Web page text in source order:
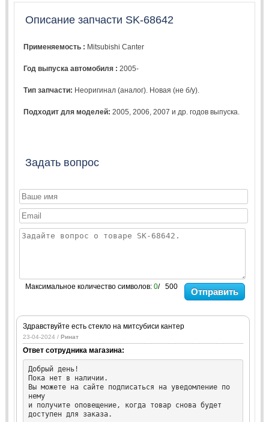
Описание запчасти SK-68642
Применяемость : Mitsubishi Canter
Год выпуска автомобиля :2005-
Тип запчасти: Неоригинал (аналог). Новая (не б/у).
Подходит для моделей: 2005 ,2006 ,2007 и др. годов выпуска.
Задать вопрос
Максимальное количество символов: 0/ 500 Отправить
Здравствуйте есть стекло на митсубиси кантер
23-04-2024 / Ринат
Ответ сотрудника магазина:
Добрый день!
Пока нет в наличии.
Вы можете на сайте подписаться на уведомление по
нему
и получите оповещение, когда товар снова будет
доступен для заказа.